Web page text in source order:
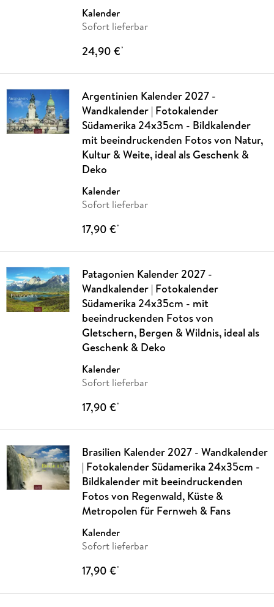
Kalender
Sofort lieferbar
24,90 €*
Argentinien Kalender 2027 -
Wandkalender | Fotokalender
Südamerika 24x35cm - Bildkalender
mit beeindruckenden Fotos von Natur,
Kultur & Weite, ideal als Geschenk &
Deko
Kalender
Sofort lieferbar
17,90 €*
Patagonien Kalender 2027 -
Wandkalender | Fotokalender
Südamerika 24x35cm - mit
beeindruckenden Fotos von
Gletschern, Bergen & Wildnis, ideal als
Geschenk & Deko
Kalender
Sofort lieferbar
17,90 €*
Brasilien Kalender 2027 - Wandkalender
| Fotokalender Südamerika 24x35cm -
Bildkalender mit beeindruckenden
Fotos von Regenwald, Küste &
Metropolen für Fernweh & Fans
Kalender
Sofort lieferbar
17,90 €*